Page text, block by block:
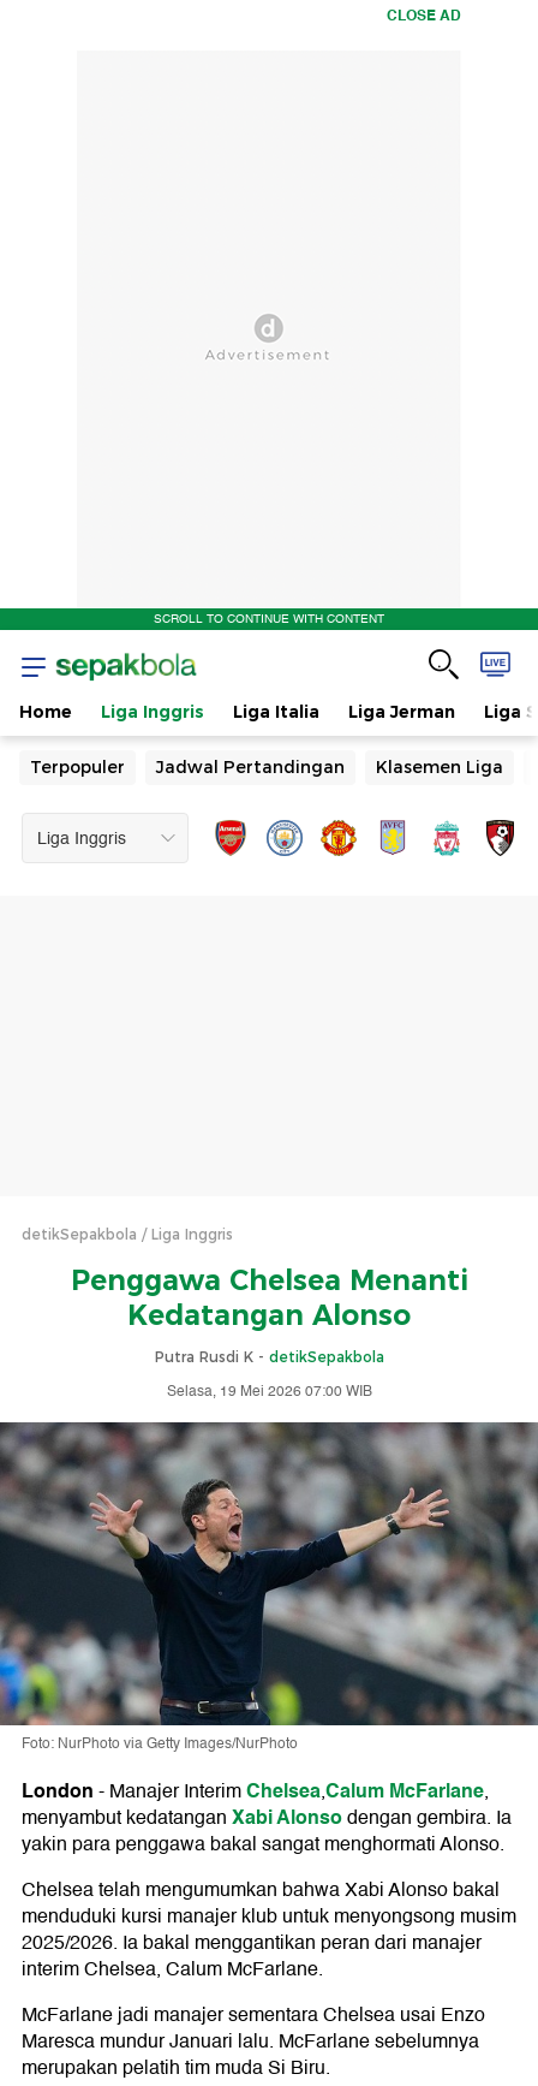
CLOSE AD
SCROLL TO CONTINUE WITH CONTENT
Home Liga Inggris Liga Italia Liga Jerman Liga
Terpopuler Jadwal Pertandingan Klasemen Liga
detikSepakbola Liga Inggris
Penggawa Chelsea Menanti
Kedatangan Alonso
Putra Rusdi K - detikSepakbola
Selasa, 19 Mei 2026 07:00 WIB
Foto: NurPhoto via Getty Images/NurPhoto
London-Manajer InterimChelsea,Calum McFarlane,
menyambut kedatanganXabi Alonsodengan gembira. Ia
yakin para penggawa bakal sangat menghormati Alonso.
Chelsea telah mengumumkan bahwa Xabi Alonso bakal
menduduki kursi manajer klub untuk menyongsong musim
2025/2026. Ia bakal menggantikan peran dari manajer
interim Chelsea, Calum McFarlane.
McFarlane jadi manajer sementara Chelsea usai Enzo
Maresca mundur Januari lalu. McFarlane sebelumnya
merupakan pelatih tim muda Si Biru.